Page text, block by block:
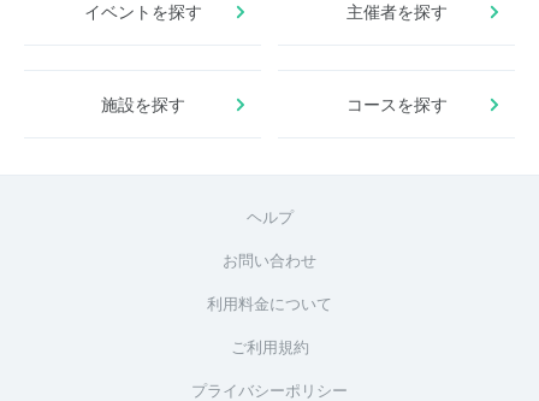
イベントを探す 主催者を探す
施設を探す コースを探す
ヘルプ
お問い合わせ
利用料金について
ご利用規約
プライバシーポリシー